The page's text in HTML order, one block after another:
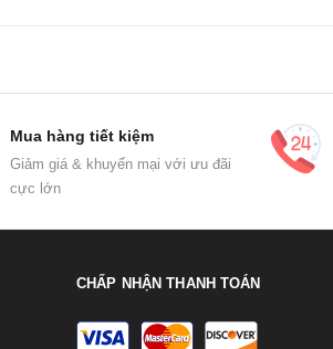
Mua hàng tiết kiệm
Giảm giá & khuyến mại với ưu đãi
cực lớn
CHẤP NHẬN THANH TOÁN